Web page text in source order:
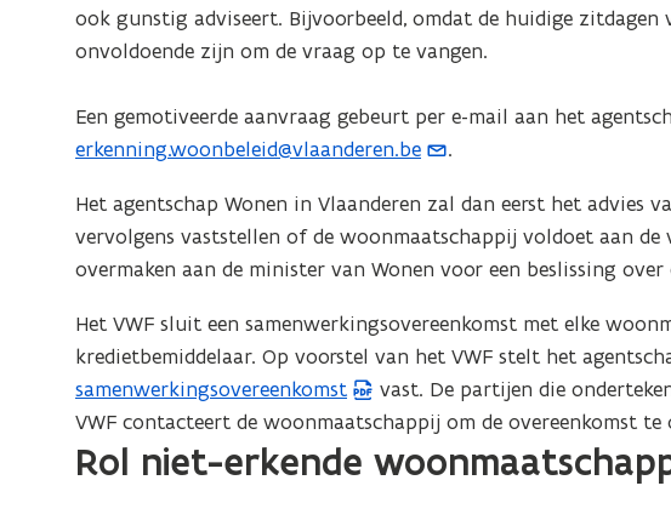
ook gunstig adviseert. Bijvoorbeeld, omdat de huidige zitdagen
onvoldoende zijn om de vraag op te vangen.
Een gemotiveerde aanvraag gebeurt per e-mail aan het
erkenning.woonbeleid@vlaanderen.be
(
p
e
n
t
i
n
u
w
e
.
Het agentschap Wonen in Vlaanderen zal dan eerst het advies
vervolgens vaststellen of de woonmaatschappij voldoet aan
overmaken aan de minister van Wonen voor een beslissing over
Het VWF sluit een samenwerkingsovereenkomst met elke
kredietbemiddelaar. Op voorstel van het VWF stelt het
samenwerkingsovereenkomst
vast. De partijen die
VWF contacteert de woonmaatschappij om de overeenkomst te
Rol niet-erkende